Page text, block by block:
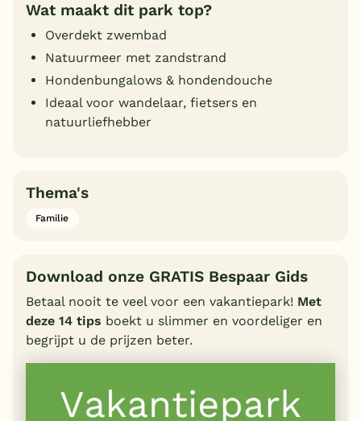
Wat maakt dit park top?
Overdekt zwembad
Natuurmeer met zandstrand
Hondenbungalows & hondendouche
Ideaal voor wandelaar, fietsers en
natuurliefhebber
Thema's
Familie
Download onze GRATIS Bespaar Gids
Betaal nooit te veel voor een vakantiepark! Met
deze 14 tips boekt u slimmer en voordeliger en
begrijpt u de prijzen beter.